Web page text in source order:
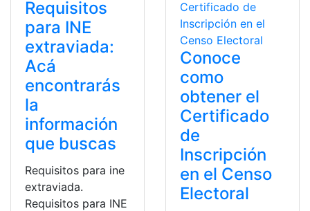
Requisitos
para INE
extraviada:
Acá
encontrarás
la
información
que buscas
Requisitos para ine
extraviada.
Requisitos para INE
Conoce
como
obtener el
Certificado
de
Inscripción
en el Censo
Electoral